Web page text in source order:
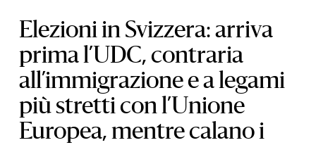
Elezioni in Svizzera: arriva
prima l’UDC, contraria
all’immigrazione e a legami
più stretti con l’Unione
Europea, mentre calano i